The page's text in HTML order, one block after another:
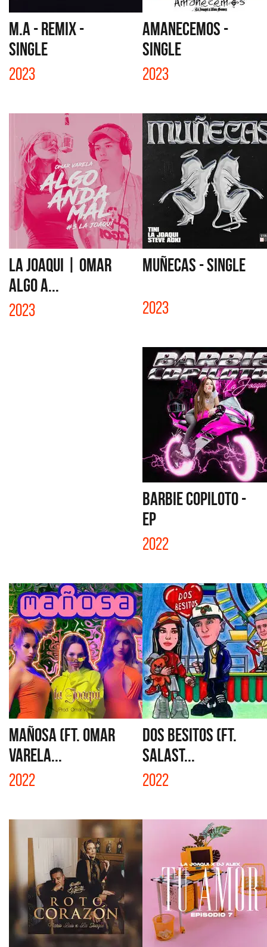
M.A - REMIX -
SINGLE
2023
AMANECEMOS -
SINGLE
2023
LA JOAQUI | OMAR
ALGO A...
2023
MUÑECAS - SINGLE
2023
BARBIE COPILOTO -
EP
2022
MAÑOSA (FT. OMAR
VARELA...
2022
DOS BESITOS (FT.
SALAST...
2022